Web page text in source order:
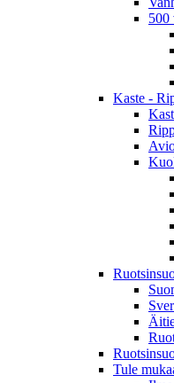
500
Kaste -
Tule